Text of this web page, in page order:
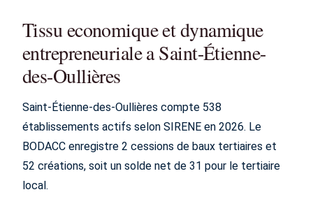
Tissu economique et dynamique
entrepreneuriale a Saint-Étienne-
des-Oullières
Saint-Étienne-des-Oullières compte 538
établissements actifs selon SIRENE en 2026. Le
BODACC enregistre 2 cessions de baux tertiaires et
52 créations, soit un solde net de 31 pour le tertiaire
local.